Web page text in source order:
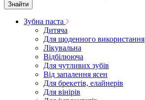
Знайти
Зубна паста
Дитяча
Для щоденного використання
Лікувальна
Відбілююча
Для чутливих зубів
Від запалення ясен
Для брекетів, елайнерів
Для вінірів